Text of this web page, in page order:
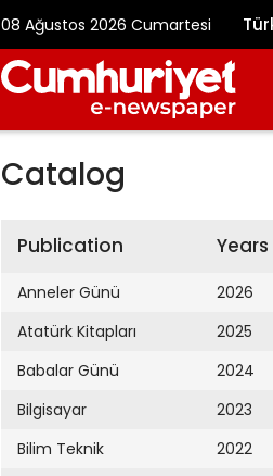
08 Ağustos 2026 Cumartesi
Catalog
Publication
Anneler Günü
Atatürk Kitapları
Babalar Günü
Bilgisayar
Bilim Teknik
Years
2026
2025
2024
2023
2022